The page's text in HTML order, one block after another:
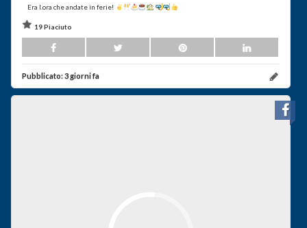
Era l.ora che andate in ferie!
19 Piaciuto
Pubblicato:3 giorni fa